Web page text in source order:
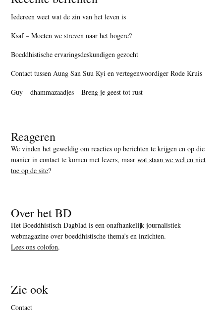
Iedereen weet wat de zin van het leven is
Ksaf – Moeten we streven naar het hogere?
Boeddhistische ervaringsdeskundigen gezocht
Contact tussen Aung San Suu Kyi en vertegenwoordiger Rode Kruis
Guy – dhammazaadjes – Breng je geest tot rust
Reageren
We vinden het geweldig om reacties op berichten te krijgen en op die
manier in contact te komen met lezers, maarwat staan we wel en niet
toe op de site?
Over het BD
Het Boeddhistisch Dagblad is een onafhankelijk journalistiek
webmagazine over boeddhistische thema’s en inzichten.
Lees ons colofon.
Zie ook
Contact